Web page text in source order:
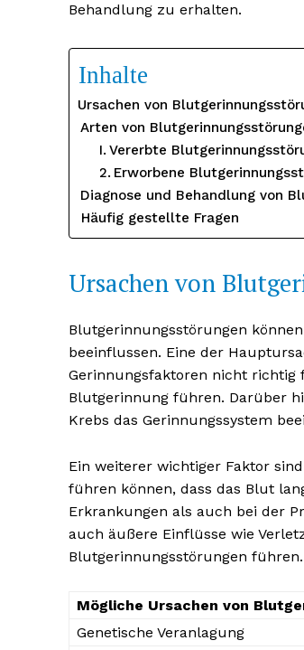
Behandlung zu erhalten.
Inhalte
Ursachen von
Arten von
Vererbte
Erworbene
Diagnose und Behandlung von
Häufig gestellte Fragen
Ursachen von
Blutgerinnungsstörungen
beeinflussen. Eine der
Gerinnungsfaktoren nicht richtig
Blutgerinnung führen. Darüber
Krebs das Gerinnungssystem
Ein weiterer wichtiger Faktor
führen können, dass das Blut
Erkrankungen als auch bei der
auch äußere Einflüsse wie
Blutgerinnungsstörungen führen.
Mögliche Ursachen von
Genetische Veranlagung